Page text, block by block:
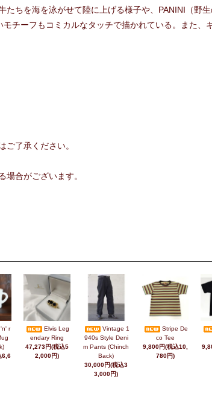
ちを海を泳がせて陸に上げる様子や、PANINI（野
チーフもコミカルなタッチで描かれている。また
了承ください。
合がございます。
r
6,6
Elvis Leg
endary Ring
47,273円(税込5
2,000円)
Vintage 1
940s Style Deni
m Pants (Chinch
Back)
30,000円(税込3
3,000円)
Stripe De
co Tee
9,800円(税込10,
780円)